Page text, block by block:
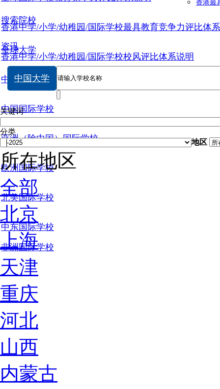
香港最
香港中学/小学/幼稚园/国际学校最具教育竞争力评比体
香港中学/小学/幼稚园/国际学校校风评比体系说明
搜索院校
全球大学
中国大学
中国国际学校
亚洲（除中国）国际学校
欧洲国际学校
北美国际学校
中东国际学校
非洲国际学校
资讯
中国大学
关键词
分类
地区
所在地区
全部
北京
上海
天津
重庆
河北
山西
内蒙古